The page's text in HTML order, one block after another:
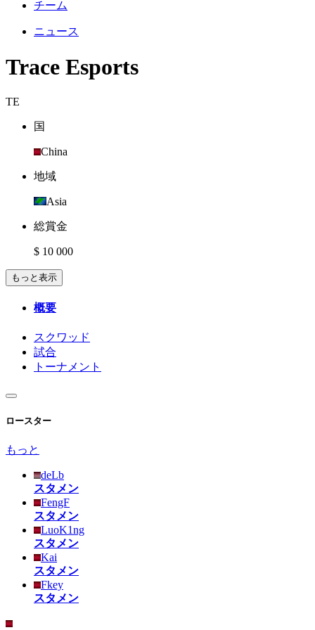
チーム
ニュース
Trace Esports
TE
国
China
地域
Asia
総賞金
$ 10 000
もっと表示
概要
スクワッド
試合
トーナメント
ロースター
もっと
deLb
スタメン
FengF
スタメン
LuoK1ng
スタメン
Kai
スタメン
Fkey
スタメン